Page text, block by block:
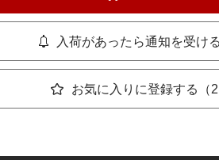
入荷があったら通知を受け
お気に入りに登録する（